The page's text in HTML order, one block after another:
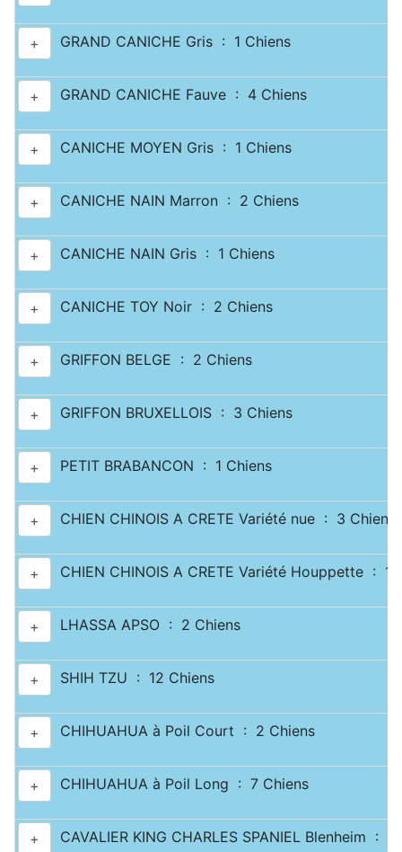
+ GRAND CANICHE Gris : 1 Chiens
+ GRAND CANICHE Fauve : 4 Chiens
+ CANICHE MOYEN Gris : 1 Chiens
+ CANICHE NAIN Marron : 2 Chiens
+ CANICHE NAIN Gris : 1 Chiens
+ CANICHE TOY Noir : 2 Chiens
+ GRIFFON BELGE : 2 Chiens
+ GRIFFON BRUXELLOIS : 3 Chiens
+ PETIT BRABANCON : 1 Chiens
+ CHIEN CHINOIS A CRETE Variété nue : 3 Chiens
+ CHIEN CHINOIS A CRETE Variété Houppette : 1
+ LHASSA APSO : 2 Chiens
+ SHIH TZU : 12 Chiens
+ CHIHUAHUA à Poil Court : 2 Chiens
+ CHIHUAHUA à Poil Long : 7 Chiens
+ CAVALIER KING CHARLES SPANIEL Blenheim : 2